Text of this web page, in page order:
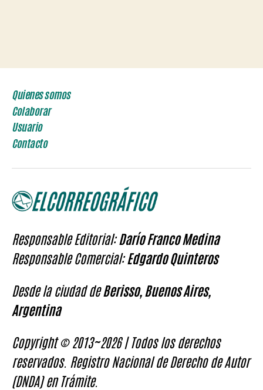
Quienes somos
Colaborar
Usuario
Contacto
Responsable Editorial:Darío Franco Medina
Responsable Comercial:Edgardo Quinteros
Desde la ciudad deBerisso, Buenos Aires,
Argentina
Copyright © 2013~2026 | Todos los derechos
reservados. Registro Nacional de Derecho de Autor
(DNDA) en Trámite.